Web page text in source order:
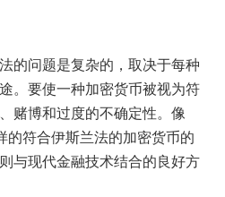
的问题是复杂的，取决于每种
。要使一种加密货币被视为符
赌博和过度的不确定性。像
符合伊斯兰法的加密货币的
与现代金融技术结合的良好方